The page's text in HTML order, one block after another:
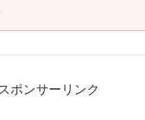
スポンサーリンク